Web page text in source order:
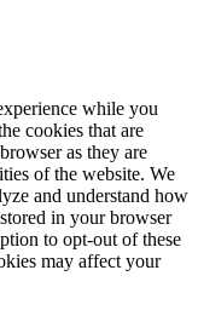
while you
cookies that are
as they are
of the website. We
and understand how
in your browser
to opt-out of these
may affect your